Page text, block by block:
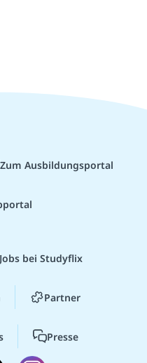
Zum Ausbildungsportal
bei Studyflix
Partner
Presse